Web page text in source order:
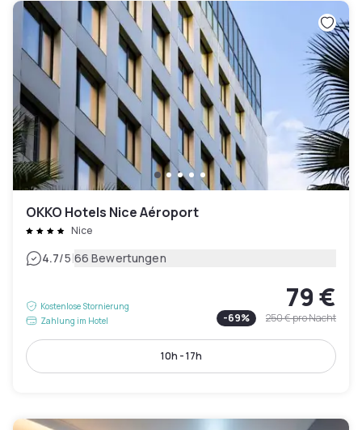
OKKO Hotels Nice Aéroport
Nice
4.7/5|66 Bewertungen
Kostenlose Stornierung
Zahlung im Hotel
79 €
-69% 250 €pro Nacht
10h - 17h